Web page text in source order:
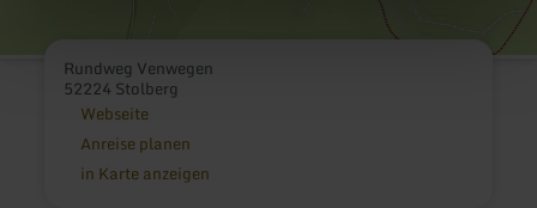
Rundweg Venwegen
52224 Stolberg
Webseite
Anreise planen
in Karte anzeigen